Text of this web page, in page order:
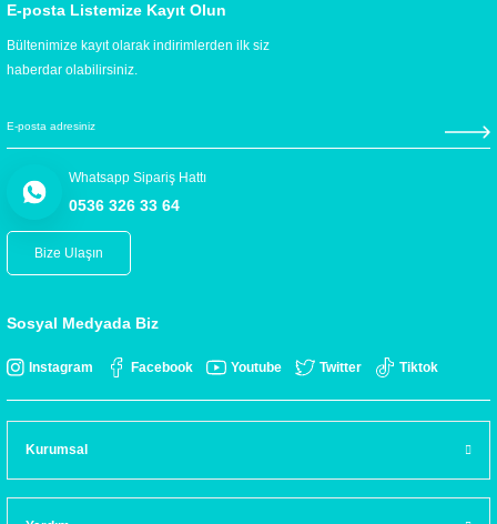
E-posta Listemize Kayıt Olun
Bültenimize kayıt olarak indirimlerden ilk siz
haberdar olabilirsiniz.
Whatsapp Sipariş Hattı
0536 326 33 64
Bize Ulaşın
Sosyal Medyada Biz
Instagram Facebook Youtube Twitter Tiktok
Kurumsal